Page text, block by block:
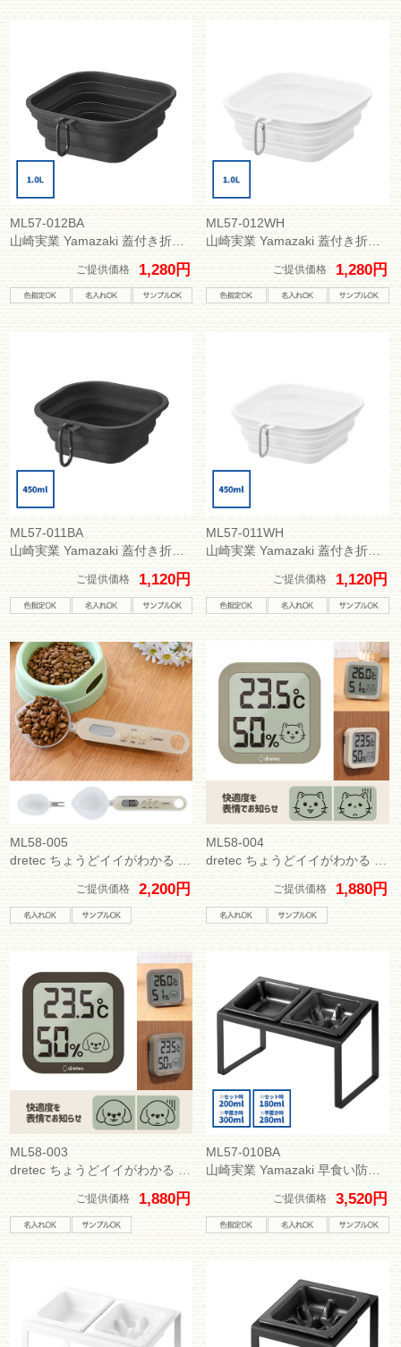
ML57-012BA
ご提供価格 1,280円
ML57-012WH
ご提供価格 1,280円
ML57-011BA
ご提供価格 1,120円
ML57-011WH
ご提供価格 1,120円
ML58-005
ご提供価格 2,200円
ML58-004
ご提供価格 1,880円
ML58-003
dretec ちょうどイイがわかる ここちイーワン｜ワンちゃんのための温湿度計
ご提供価格 1,880円
ML57-010BA
山崎実業 Yamazaki 早食い防止ペットフードボウルスタンドセット ヌークス 斜め H17.6
ご提供価格 3,520円